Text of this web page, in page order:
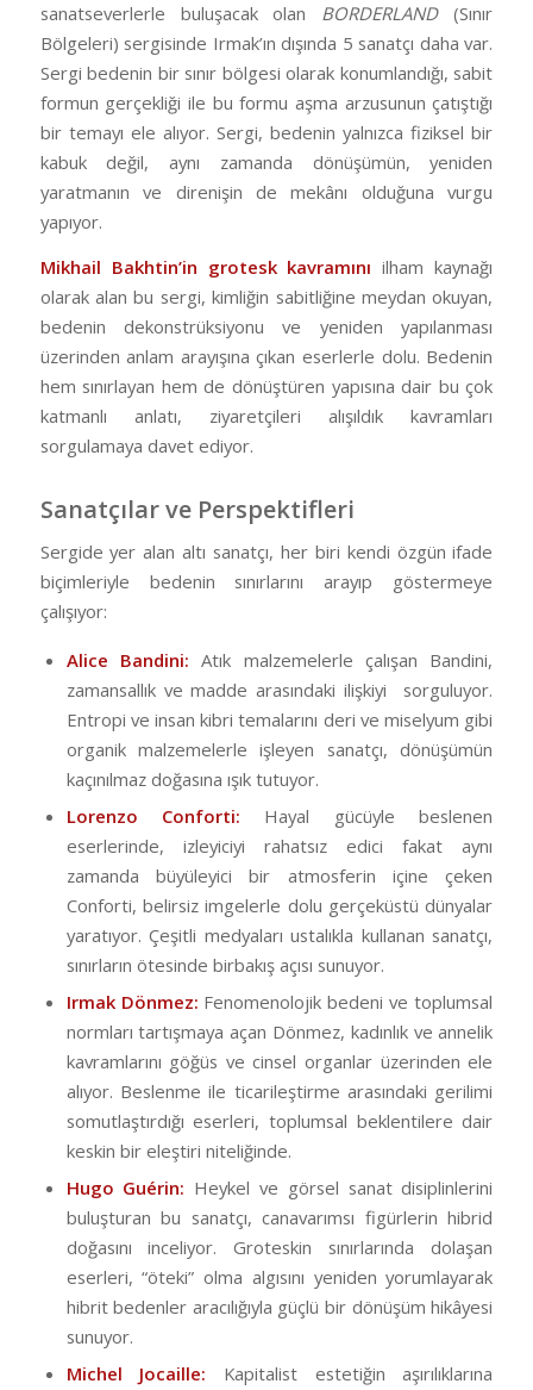
sanatseverlerle buluşacak olan BORDERLAND(Sınır
Bölgeleri) sergisinde Irmak’ın dışında 5 sanatçı daha var.
Sergi bedenin bir sınır bölgesi olarak konumlandığı, sabit
formun gerçekliği ile bu formu aşma arzusunun çatıştığı
bir temayı ele alıyor. Sergi, bedenin yalnızca fiziksel bir
kabuk değil, aynı zamanda dönüşümün, yeniden
yaratmanın ve direnişin de mekânı olduğuna vurgu
yapıyor.
Mikhail Bakhtin’in grotesk kavramını ilham kaynağı
olarak alan bu sergi, kimliğin sabitliğine meydan okuyan,
bedenin dekonstrüksiyonu ve yeniden yapılanması
üzerinden anlam arayışına çıkan eserlerle dolu. Bedenin
hem sınırlayan hem de dönüştüren yapısına dair bu çok
katmanlı anlatı, ziyaretçileri alışıldık kavramları
sorgulamaya davet ediyor.
Sanatçılar ve Perspektifleri
Sergide yer alan altı sanatçı, her biri kendi özgün ifade
biçimleriyle bedenin sınırlarını arayıp göstermeye
çalışıyor:
Alice Bandini: Atık malzemelerle çalışan Bandini,
zamansallık ve madde arasındaki ilişkiyi sorguluyor.
Entropi ve insan kibri temalarını deri ve miselyum gibi
organik malzemelerle işleyen sanatçı, dönüşümün
kaçınılmaz doğasına ışık tutuyor.
Lorenzo Conforti: Hayal gücüyle beslenen
eserlerinde, izleyiciyi rahatsız edici fakat aynı
zamanda büyüleyici bir atmosferin içine çeken
Conforti, belirsiz imgelerle dolu gerçeküstü dünyalar
yaratıyor. Çeşitli medyaları ustalıkla kullanan sanatçı,
sınırların ötesinde birbakış açısı sunuyor.
Irmak Dönmez: Fenomenolojik bedeni ve toplumsal
normları tartışmaya açan Dönmez, kadınlık ve annelik
kavramlarını göğüs ve cinsel organlar üzerinden ele
alıyor. Beslenme ile ticarileştirme arasındaki gerilimi
somutlaştırdığı eserleri, toplumsal beklentilere dair
keskin bir eleştiri niteliğinde.
Hugo Guérin: Heykel ve görsel sanat disiplinlerini
buluşturan bu sanatçı, canavarımsı figürlerin hibrid
doğasını inceliyor. Groteskin sınırlarında dolaşan
eserleri, “öteki” olma algısını yeniden yorumlayarak
hibrit bedenler aracılığıyla güçlü bir dönüşüm hikâyesi
sunuyor.
Michel Jocaille: Kapitalist estetiğin aşırılıklarına